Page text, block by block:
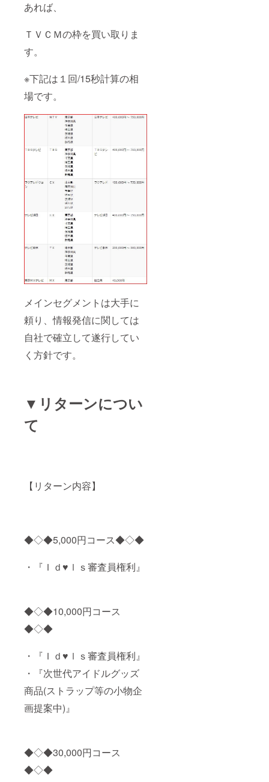
あれば、
ＴＶＣＭの枠を買い取りま
す。
※下記は１回/15秒計算の相
場です。
メインセグメントは大手に
頼り、情報発信に関しては
自社で確立して遂行してい
く方針です。
▼リターンについ
て
【リターン内容】
◆◇◆5,000円コース◆◇◆
・『Ｉｄ♥ｌｓ審査員権利』
◆◇◆10,000円コース
◆◇◆
・『Ｉｄ♥ｌｓ審査員権利』
・『次世代アイドルグッズ
商品(ストラップ等の小物企
画提案中)』
◆◇◆30,000円コース
◆◇◆